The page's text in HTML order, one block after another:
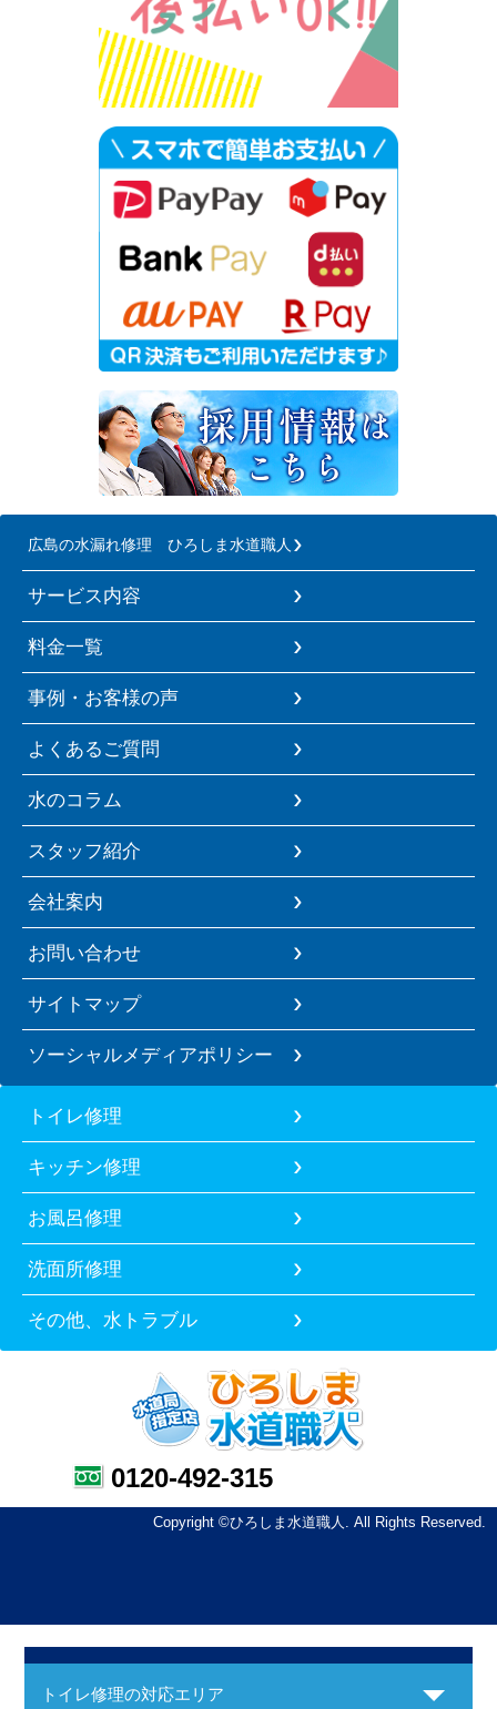
広島の水漏れ修理 ひろしま水道職人
サービス内容
料金一覧
事例・お客様の声
よくあるご質問
水のコラム
スタッフ紹介
会社案内
お問い合わせ
サイトマップ
ソーシャルメディアポリシー
トイレ修理
キッチン修理
お風呂修理
洗面所修理
その他、水トラブル
0120-492-315
Copyright ©ひろしま水道職人. All Rights Reserved.
トイレ修理の対応エリア